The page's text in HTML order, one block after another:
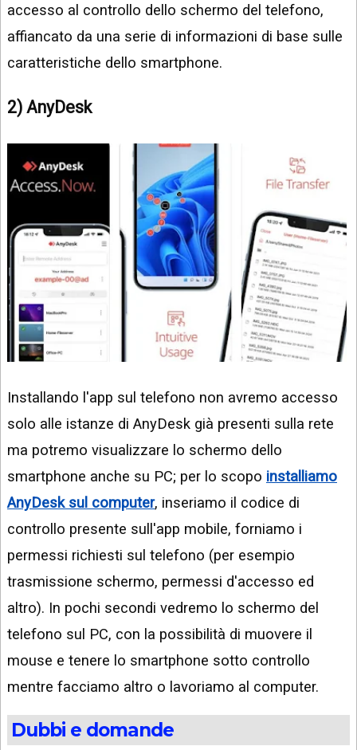
accesso al controllo dello schermo del telefono,
affiancato da una serie di informazioni di base sulle
caratteristiche dello smartphone.
2) AnyDesk
Installando l'app sul telefono non avremo accesso
solo alle istanze di AnyDesk già presenti sulla rete
ma potremo visualizzare lo schermo dello
smartphone anche su PC; per lo scopo installiamo
AnyDesk sul computer, inseriamo il codice di
controllo presente sull'app mobile, forniamo i
permessi richiesti sul telefono (per esempio
trasmissione schermo, permessi d'accesso ed
altro). In pochi secondi vedremo lo schermo del
telefono sul PC, con la possibilità di muovere il
mouse e tenere lo smartphone sotto controllo
mentre facciamo altro o lavoriamo al computer.
Dubbi e domande